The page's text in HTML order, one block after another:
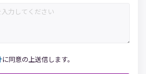
に同意の上送信します。